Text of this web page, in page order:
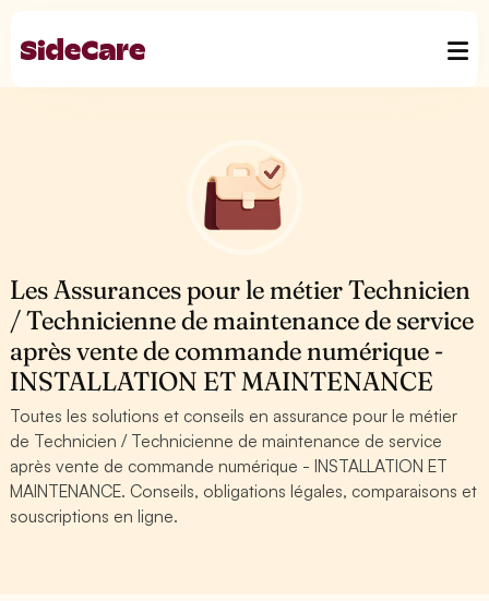
Les Assurances pour le métier Technicien
/ Technicienne de maintenance de service
après vente de commande numérique -
INSTALLATION ET MAINTENANCE
Toutes les solutions et conseils en assurance pour le métier
de Technicien / Technicienne de maintenance de service
après vente de commande numérique - INSTALLATION ET
MAINTENANCE. Conseils, obligations légales, comparaisons et
souscriptions en ligne.